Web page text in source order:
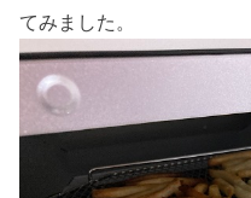
てみました。